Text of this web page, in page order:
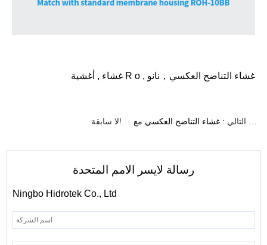
غشاء , أغشية R o , غشاء التناضح العكسي ， نانو
التالي : لا سابقة!
رسالة لايسر الامم المتحدة
Ningbo Hidrotek Co., Ltd